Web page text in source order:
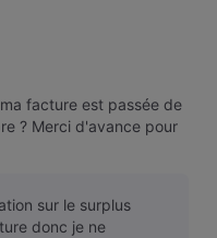
facture est passée de
? Merci d'avance pour
sur le surplus
donc je ne